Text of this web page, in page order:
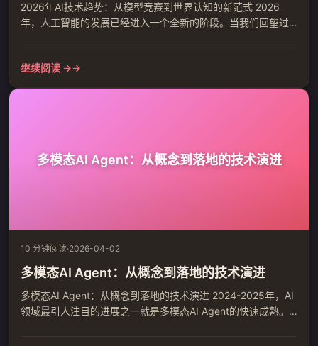
2026年AI技术趋势：从模型竞赛到世界认知的新范式 2026
年，人工智能的发展已经进入一个全新的阶段。当我们回望过
发生根本性的转变。智源研究院近日发布的《2026十大AI技术
继续阅读 →
多模态AI Agent：从概念到落地的技术演进
10 分钟阅读·2026-04-02
多模态AI Agent：从概念到落地的技术演进
多模态AI Agent：从概念到落地的技术演进 2024-2025年，AI
领域最引人注目的进展之一就是多模态AI Agent的快速成熟。